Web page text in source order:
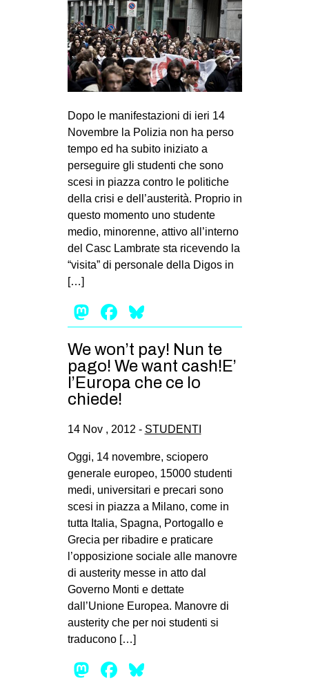
RECENSIONI
INTERNAZIONALE
AFRICA
AMERICHE
ESTREMO ORIENTE
EUROPA
MEDIO ORIENTE
MONDO
EVENTI
in
bsky
ms
Dopo le manifestazioni di ieri 14
Novembre la Polizia non ha perso
tempo ed ha subito iniziato a
perseguire gli studenti che sono
scesi in piazza contro le politiche
della crisi e dell’austerità. Proprio in
questo momento uno studente
medio, minorenne, attivo all’interno
del Casc Lambrate sta ricevendo la
“visita” di personale della Digos in
[…]
Mastodon
Facebook
We won’t pay! Nun te
pago! We want cash!E’
l’Europa che ce lo
chiede!
14 Nov , 2012 - STUDENTI
Oggi, 14 novembre, sciopero
generale europeo, 15000 studenti
medi, universitari e precari sono
scesi in piazza a Milano, come in
tutta Italia, Spagna, Portogallo e
Grecia per ribadire e praticare
l’opposizione sociale alle manovre
di austerity messe in atto dal
Governo Monti e dettate
dall’Unione Europea. Manovre di
austerity che per noi studenti si
traducono […]
Mastodon
Facebook